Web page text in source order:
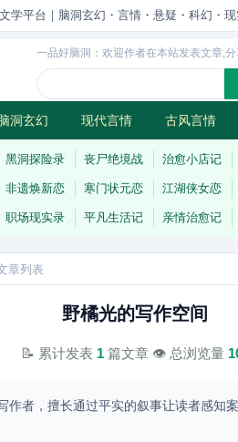
学平台｜脑洞玄幻・言情・悬疑・科幻・
一品好脑洞：欢迎作者在本站发表文章,
脑洞玄幻 现代言情 古风言情
灵异志怪 连载
黑洞探险录 丧尸绝境战 治愈小店记
非遗焕新恋 寒门状元恋 江湖侠女恋
职场现实录 平凡生活记 亲情治愈记
章列表
野橘光的写作空间
📝 累计发表 1篇文章 👁️ 总浏览量
作者，擅长通过平实的叙事让读者感知